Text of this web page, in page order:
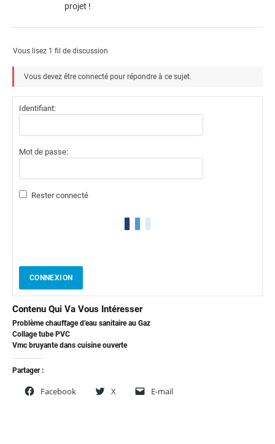
projet !
Vous lisez 1 fil de discussion
Vous devez être connecté pour répondre à ce sujet.
Identifiant:
Mot de passe:
Rester connecté
CONNEXION
Contenu Qui Va Vous Intéresser
Problème chauffage d’eau sanitaire au Gaz
Collage tube PVC
Vmc bruyante dans cuisine ouverte
Partager :
Facebook X E-mail